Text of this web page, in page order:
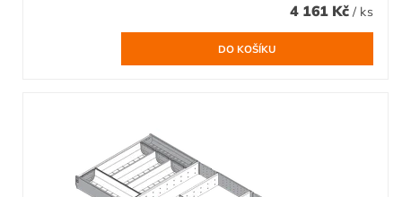
4 161 Kč / ks